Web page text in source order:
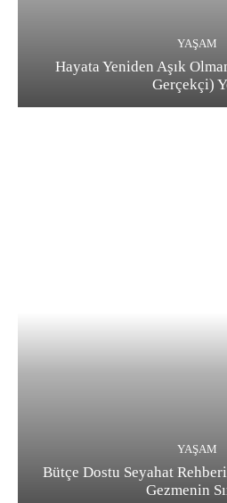
YAŞAM
Hayata Yeniden Aşık
Gerçekçi)
YAŞAM
Bütçe Dostu Seyahat
Gezmenin